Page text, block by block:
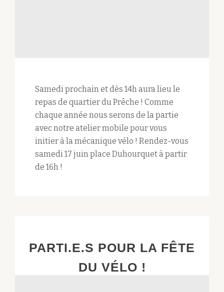
Samedi prochain et dès 14h aura lieu le
repas de quartier du Prêche ! Comme
chaque année nous serons de la partie
avec notre atelier mobile pour vous
initier à la mécanique vélo ! Rendez-vous
samedi 17 juin place Duhourquet à partir
de 16h !
PARTI.E.S POUR LA FÊTE
DU VÉLO !